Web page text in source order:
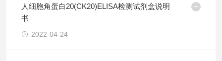
人细胞角蛋白20(CK20)ELISA检测试剂盒说明
书
2022-04-24